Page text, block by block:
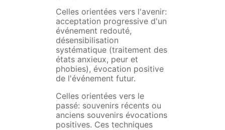
Celles orientées vers l'avenir:
acceptation progressive d'un
événement redouté,
désensibilisation
systématique (traitement des
états anxieux, peur et
phobies), évocation positive
de l'événement futur.
Celles orientées vers le
passé: souvenirs récents ou
anciens souvenirs évocations
positives. Ces techniques